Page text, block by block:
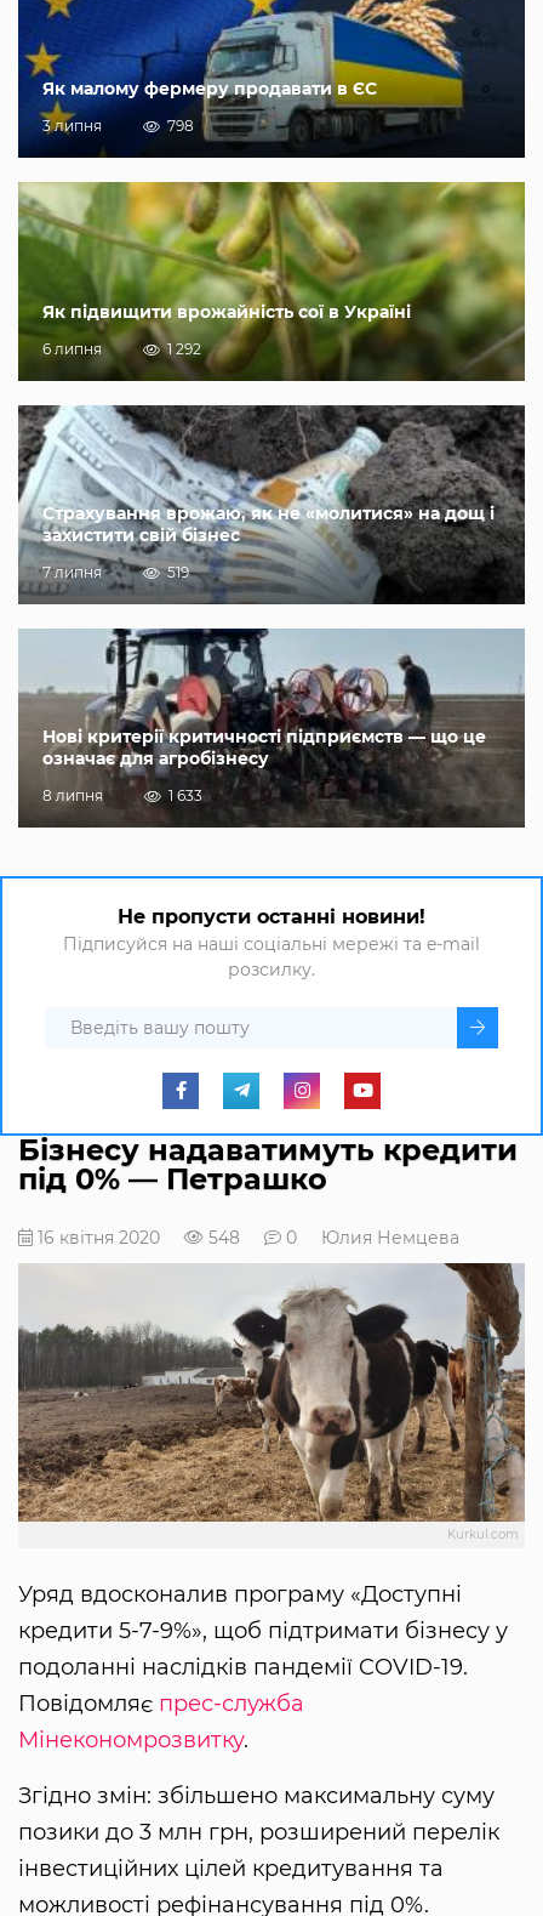
Як малому фермеру продавати в ЄС
3 липня 798
Як підвищити врожайність сої в Україні
6 липня 1 292
Страхування врожаю, як не «молитися» на дощ і
захистити свій бізнес
7 липня 519
Нові критерії критичності підприємств — що це
означає для агробізнесу
8 липня 1 633
Не пропусти останні новини!
Підписуйся на наші соціальні мережі та e-mail
розсилку.
Бізнесу надаватимуть кредити
під 0% — Петрашко
16 квітня 2020 548 0 Юлия Немцева
Kurkul.com
Уряд вдосконалив програму «Доступні
кредити 5-7-9%», щоб підтримати бізнесу у
подоланні наслідків пандемії COVID-19.
Повідомляє прес-служба
Мінекономрозвитку.
Згідно змін: збільшено максимальну суму
позики до 3 млн грн, розширений перелік
інвестиційних цілей кредитування та
можливості рефінансування під 0%.